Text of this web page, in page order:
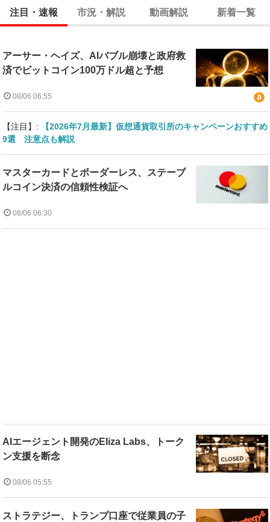
注目・速報 市況・解説 動画解説 新着一覧
アーサー・ヘイズ、AIバブル崩壊と政府救
済でビットコイン100万ドル超と予想
08/06 06:55
【注目】:
【2026年7月最新】仮想通貨取引所のキャンペーンおすすめ
9選 注意点も解説
マスターカードとボーダーレス、ステーブ
ルコイン決済の信頼性検証へ
08/06 06:30
AIエージェント開発のEliza Labs、トーク
ン支援を断念
08/06 05:55
ストラテジー、トランプ口座で従業員の子